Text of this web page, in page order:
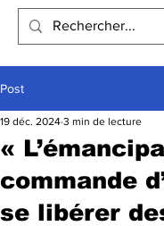
Post
«
commande
se libérer
19 déc. 2024 3 min de lecture